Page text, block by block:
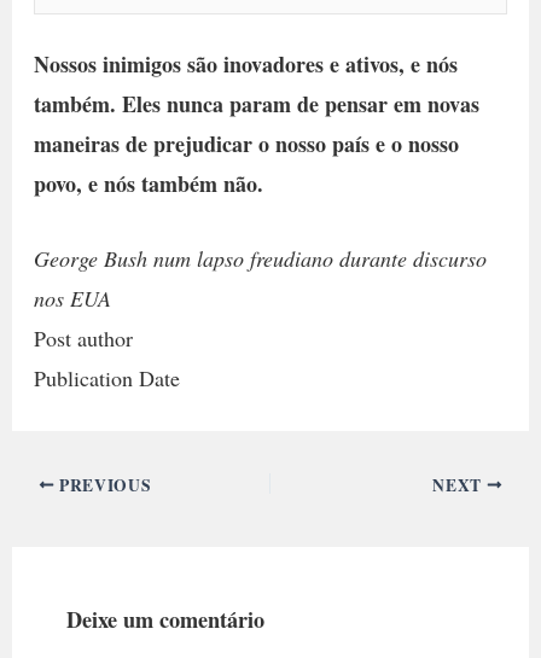
Nossos inimigos são inovadores e ativos, e nós
também. Eles nunca param de pensar em novas
maneiras de prejudicar o nosso país e o nosso
povo, e nós também não.
George Bush num lapso freudiano durante discurso
nos EUA
Post author
Publication Date
PREVIOUS NEXT
Deixe um comentário